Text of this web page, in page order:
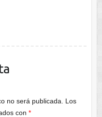
no será publicada.
Los
con *